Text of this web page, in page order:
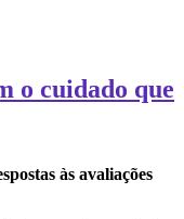
o cuidado que
às avaliações